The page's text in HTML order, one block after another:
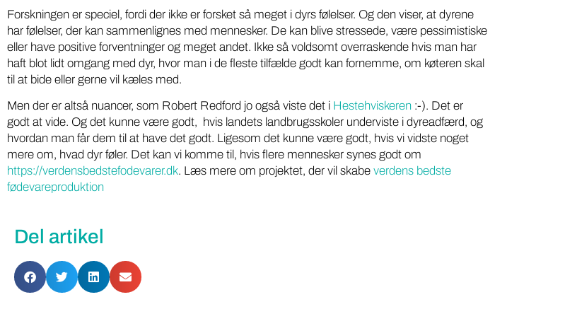
Forskningen er speciel, fordi der ikke er forsket så meget i dyrs følelser. Og den viser, at dyrene
har følelser, der kan sammenlignes med mennesker. De kan blive stressede, være pessimistiske
eller have positive forventninger og meget andet. Ikke så voldsomt overraskende hvis man har
haft blot lidt omgang med dyr, hvor man i de fleste tilfælde godt kan fornemme, om køteren skal
til at bide eller gerne vil kæles med.
Men der er altså nuancer, som Robert Redford jo også viste det i Hestehviskeren :-). Det er
godt at vide. Og det kunne være godt, hvis landets landbrugsskoler underviste i dyreadfærd, og
hvordan man får dem til at have det godt. Ligesom det kunne være godt, hvis vi vidste noget
mere om, hvad dyr føler. Det kan vi komme til, hvis flere mennesker synes godt om
https://verdensbedstefodevarer.dk. Læs mere om projektet, der vil skabe verdens bedste
fødevareproduktion
Del artikel